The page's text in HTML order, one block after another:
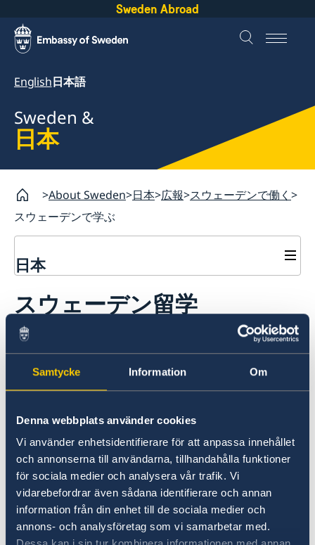
Samtycke Information Om
Denna webbplats använder cookies
Vi använder enhetsidentifierare för att anpassa innehållet
och annonserna till användarna, tillhandahålla funktioner
för sociala medier och analysera vår trafik. Vi
vidarebefordrar även sådana identifierare och annan
information från din enhet till de sociala medier och
annons- och analysföretag som vi samarbetar med.
Sweden Abroad
English日本語
Sweden &
日本
About Sweden 日本 広報 スウェーデンで働く
スウェーデンで学ぶ
日本
スウェーデンで働く
スウェーデンで学ぶ
奨学金
Sweden Alumni Network Japan
Euraxess
スウェーデン文化交流協会出版物
観光
領事
渡航ビザ（シェンゲンビザ）
スウェーデン国籍者等と同居のための居住許可の申請
（配偶者、サンボ等）
居住許可－労働及び研究
留学のための居住許可
留学のための居住許可（18歳未満：大使館への郵送申
請）
ペットの持ち込み
関税・入国時の持ち込み制限
スウェーデン留学
スウェーデンへの留学をお考えの方
に、とても便利なウェブサイト
「www.studyin.sweden.se」（英語の
https://studyinsweden.se/
は、スウェーデンへ
の留学を希望する海外の学生の皆様のために、便
利で分かりやすい情報の提供を目指しています。
スウェーデン大使館では二つのリストをつくって
おります。一つは「留学を考えられている方」、